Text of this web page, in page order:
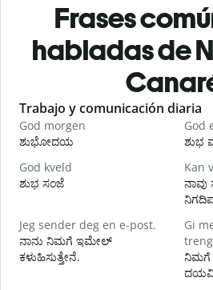
Frases
habladas de
Slide 1 of 6
Trabajo y comunicación diaria
God morgen
ಶುಭೋದಯ
God
ಶುಭ
God kveld
ಶುಭ ಸಂಜೆ
Kan
Jeg sender deg en e-post.
ನಾನು ನಿಮಗೆ ಇಮೇಲ್
ಕಳುಹಿಸುತ್ತೇನೆ.
Gi
ನಿಮಗೆ